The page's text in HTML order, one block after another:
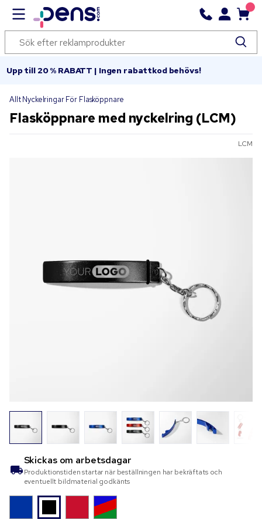
Upp till 20 % RABATT | Ingen rabattkod behövs!
Allt Nyckelringar För Flasköppnare
Flasköppnare med nyckelring (LCM)
LCM
Skickas om arbetsdagar
Produktionstiden startar när beställningen har bekräftats och
eventuellt bildmaterial godkänts